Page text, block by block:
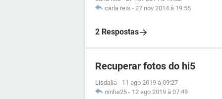
carla reis - 27 nov 2014 à 19:55
2 Respostas
Recuperar fotos do hi5
Lisdalia - 11 ago 2019 à 09:27
ninha25 - 12 ago 2019 à 07:49